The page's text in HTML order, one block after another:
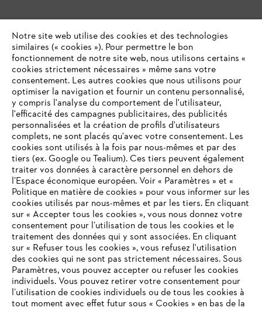
VOTRE NAVIGATEUR INTERNET
N'EST PLUS PRIS EN CHARGE
Vous utilisez un navigateur Internet que nous ne prenons plus
en charge, et certaines fonctionnalités de notre site ne
Notre site web utilise des cookies et des technologies
similaires (« cookies »). Pour permettre le bon
fonctionnement de notre site web, nous utilisons certains «
cookies strictement nécessaires » même sans votre
consentement. Les autres cookies que nous utilisons pour
optimiser la navigation et fournir un contenu personnalisé,
y compris l'analyse du comportement de l'utilisateur,
l'efficacité des campagnes publicitaires, des publicités
personnalisées et la création de profils d'utilisateurs
complets, ne sont placés qu'avec votre consentement. Les
cookies sont utilisés à la fois par nous-mêmes et par des
tiers (ex. Google ou Tealium). Ces tiers peuvent également
traiter vos données à caractère personnel en dehors de
l’Espace économique européen. Voir « Paramètres » et «
Politique en matière de cookies » pour vous informer sur les
cookies utilisés par nous-mêmes et par les tiers. En cliquant
sur « Accepter tous les cookies », vous nous donnez votre
consentement pour l’utilisation de tous les cookies et le
traitement des données qui y sont associées. En cliquant
sur « Refuser tous les cookies », vous refusez l'utilisation
des cookies qui ne sont pas strictement nécessaires. Sous
Paramètres, vous pouvez accepter ou refuser les cookies
individuels. Vous pouvez retirer votre consentement pour
l’utilisation de cookies individuels ou de tous les cookies à
tout moment avec effet futur sous « Cookies » en bas de la